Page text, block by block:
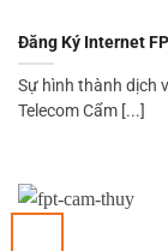
Đăng Ký Internet
Sự hình thành dịch
Telecom Cẩm [...]